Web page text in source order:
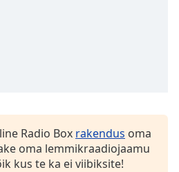
Radio Box rakendus oma
oma lemmikraadiojaamu
kus te ka ei viibiksite!